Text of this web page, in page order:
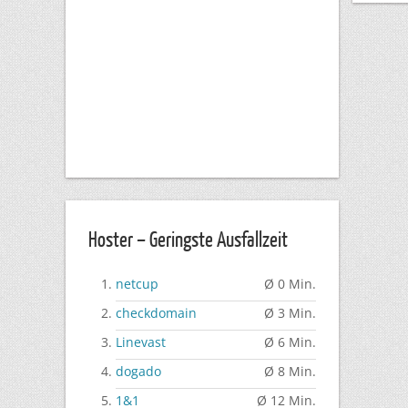
Hoster – Geringste Ausfallzeit
netcup
Ø 0 Min.
checkdomain
Ø 3 Min.
Linevast
Ø 6 Min.
dogado
Ø 8 Min.
1&1
Ø 12 Min.